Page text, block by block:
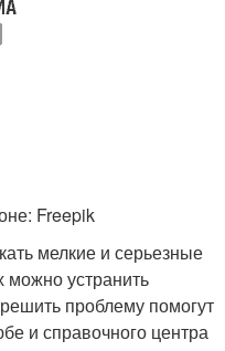
Freepik
мелкие и серьезные
можно устранить
проблему помогут
и справочного центра